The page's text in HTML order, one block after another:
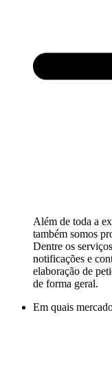
Além de toda a
também somos
Dentre os
notificações e
elaboração de
de forma geral.
Em quais